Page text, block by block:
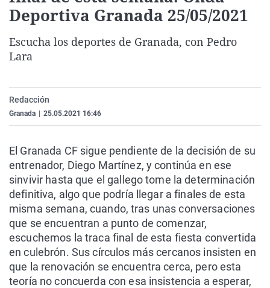
La rosa de los vientos
Caso
Extremadura
Virales
Deportiva Granada 25/05/2021
Escucha los deportes de Granada, con Pedro
Lara
Redacción
Granada 25.05.2021 16:46
El Granada CF sigue pendiente de la decisión de su
entrenador, Diego Martínez, y continúa en ese
sinvivir hasta que el gallego tome la determinación
definitiva, algo que podría llegar a finales de esta
misma semana, cuando, tras unas conversaciones
que se encuentran a punto de comenzar,
escuchemos la traca final de esta fiesta convertida
en culebrón. Sus círculos más cercanos insisten en
que la renovación se encuentra cerca, pero esta
teoría no concuerda con esa insistencia a esperar,